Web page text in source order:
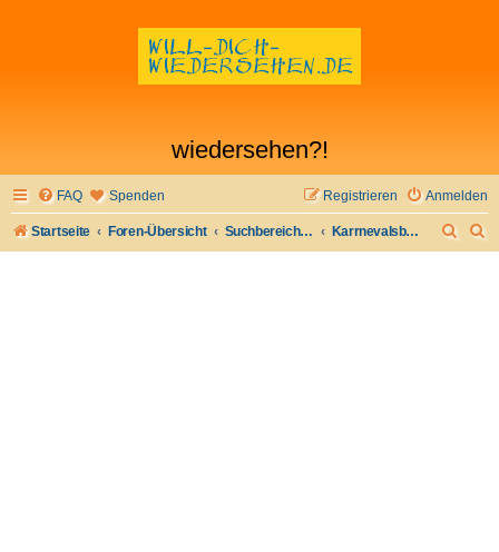
wiedersehen?!
FAQ Spenden Anmelden
Registrieren
Startseite Foren-Übersicht Suchbereich Ia - besondere Gelegenheiten Karrnevalsbekanntschaft wiederfinden 2026